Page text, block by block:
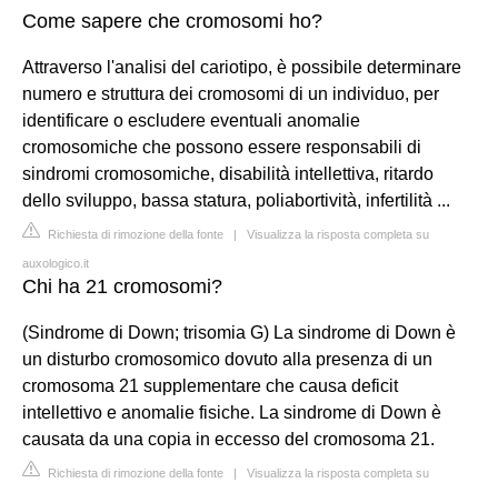
Come sapere che cromosomi ho?
Attraverso l'analisi del cariotipo, è possibile determinare
numero e struttura dei cromosomi di un individuo, per
identificare o escludere eventuali anomalie
cromosomiche che possono essere responsabili di
sindromi cromosomiche, disabilità intellettiva, ritardo
dello sviluppo, bassa statura, poliabortività, infertilità ...
Richiesta di rimozione della fonte | Visualizza la risposta completa su
auxologico.it
Chi ha 21 cromosomi?
(Sindrome di Down; trisomia G) La sindrome di Down è
un disturbo cromosomico dovuto alla presenza di un
cromosoma 21 supplementare che causa deficit
intellettivo e anomalie fisiche. La sindrome di Down è
causata da una copia in eccesso del cromosoma 21.
Richiesta di rimozione della fonte | Visualizza la risposta completa su